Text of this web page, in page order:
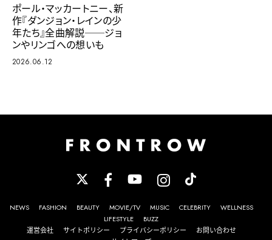
ポール・マッカートニー、新
作『ダンジョン・レインの少
年たち』全曲解説──ジョ
ンやリンゴへの想いも
2026.06.12
NEWS FASHION BEAUTY MOVIE/TV MUSIC CELEBRITY
WELLNESS
LIFESTYLE
BUZZ
運営会社
サイトポリシー プライバシーポリシー
お問い合わせ